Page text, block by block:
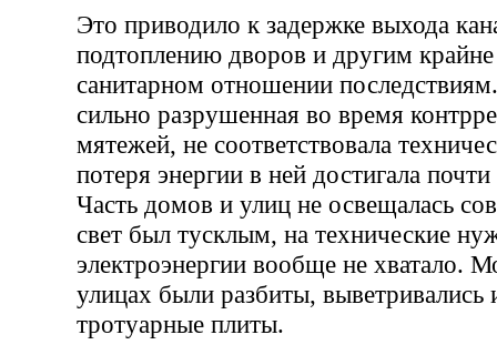
Это приводило к задержке выхода
подтоплению дворов и другим
санитарном отношении
сильно разрушенная во время
мятежей, не соответствовала
потеря энергии в ней достигала
Часть домов и улиц не освещалась
свет был тусклым, на технические
электроэнергии вообще не хватало.
улицах были разбиты, выветривались
тротуарные плиты.